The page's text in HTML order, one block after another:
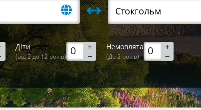
Діти
(від 2 до 12 років)
Немовлята
(До 2 років)